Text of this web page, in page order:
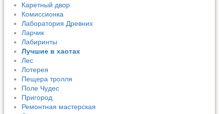
Каретный двор
Комиссионка
Лаборатория Древних
Ларчик
Лабиринты
Лучшие в хаотах
Лес
Лотерея
Пещера тролля
Поле Чудес
Пригород
Ремонтная мастерская